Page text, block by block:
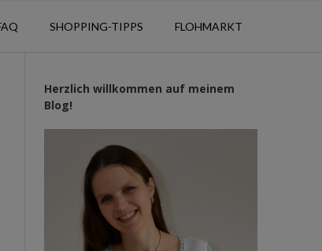
SHOPPING-TIPPS FLOHMARKT
Herzlich willkommen auf meinem
Blog!